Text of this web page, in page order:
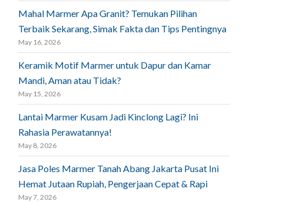
Mahal Marmer Apa Granit? Temukan Pilihan
Terbaik Sekarang, Simak Fakta dan Tips Pentingnya
May 16, 2026
Keramik Motif Marmer untuk Dapur dan Kamar
Mandi, Aman atau Tidak?
May 15, 2026
Lantai Marmer Kusam Jadi Kinclong Lagi? Ini
Rahasia Perawatannya!
May 8, 2026
Jasa Poles Marmer Tanah Abang Jakarta Pusat Ini
Hemat Jutaan Rupiah, Pengerjaan Cepat & Rapi
May 7, 2026